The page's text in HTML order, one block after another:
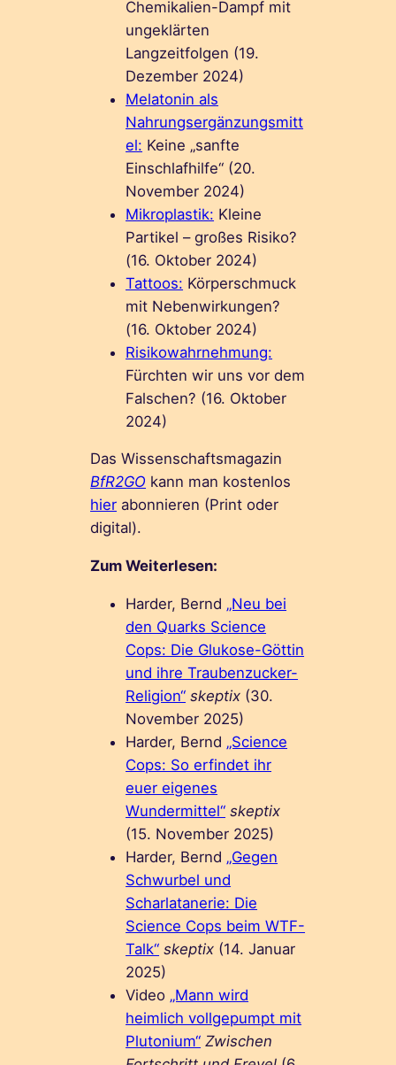
Chemikalien-Dampf mit
ungeklärten
Langzeitfolgen (19.
Dezember 2024)
Melatonin als
Nahrungsergänzungsmitt
el: Keine „sanfte
Einschlafhilfe“ (20.
November 2024)
Mikroplastik: Kleine
Partikel – großes Risiko?
(16. Oktober 2024)
Tattoos: Körperschmuck
mit Nebenwirkungen?
(16. Oktober 2024)
Risikowahrnehmung:
Fürchten wir uns vor dem
Falschen? (16. Oktober
2024)
Das Wissenschaftsmagazin
BfR2GO kann man kostenlos
hier abonnieren (Print oder
digital).
Zum Weiterlesen:
Harder, Bernd „Neu bei
den Quarks Science
Cops: Die Glukose-Göttin
und ihre Traubenzucker-
Religion“ skeptix (30.
November 2025)
Harder, Bernd „Science
Cops: So erfindet ihr
euer eigenes
Wundermittel“ skeptix
(15. November 2025)
Harder, Bernd „Gegen
Schwurbel und
Scharlatanerie: Die
Science Cops beim WTF-
Talk“ skeptix (14. Januar
2025)
Video „Mann wird
heimlich vollgepumpt mit
Plutonium“ Zwischen